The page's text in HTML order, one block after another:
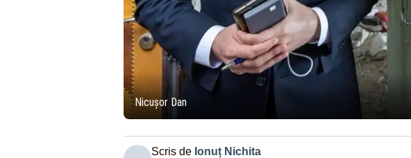
Nicușor Dan
Scris de Ionuț Nichita